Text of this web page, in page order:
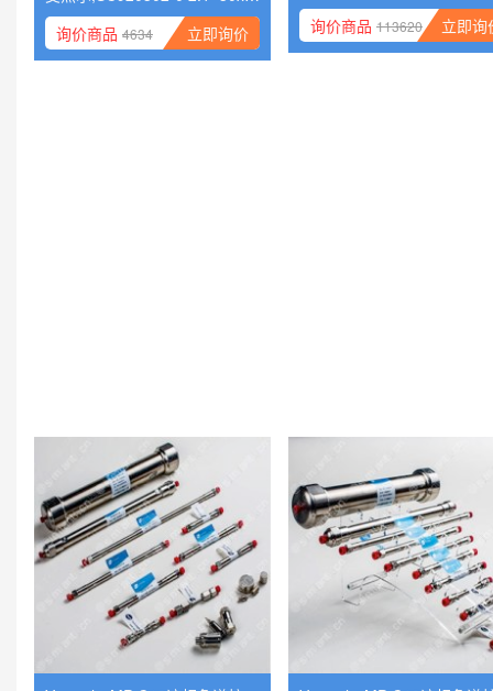
7
询价商品 4634 立即询价
50x5
询价商品 113620 立即询